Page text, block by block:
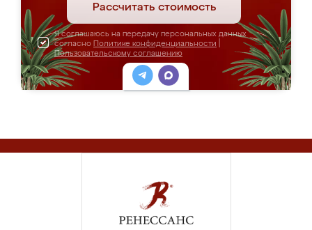
Рассчитать стоимость
Я соглашаюсь на передачу персональных данных
согласно Политике конфиденциальности
Пользовательскому соглашению